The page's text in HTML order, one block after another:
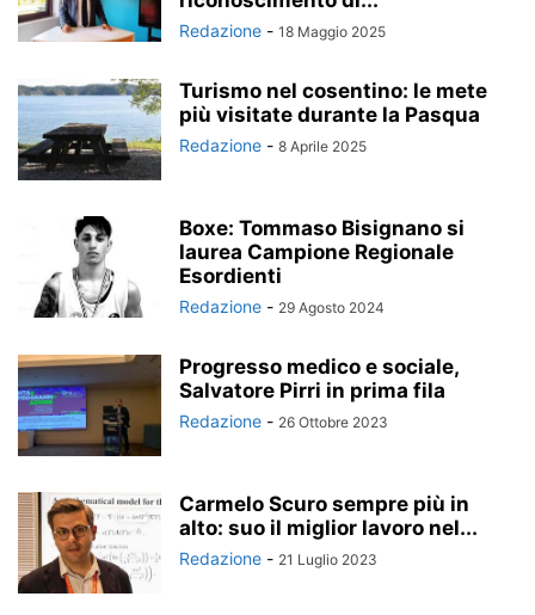
Redazione - 18 Maggio 2025
Turismo nel cosentino: le mete
più visitate durante la Pasqua
Redazione - 8 Aprile 2025
Boxe: Tommaso Bisignano si
laurea Campione Regionale
Esordienti
Redazione - 29 Agosto 2024
Progresso medico e sociale,
Salvatore Pirri in prima fila
Redazione - 26 Ottobre 2023
Carmelo Scuro sempre più in
alto: suo il miglior lavoro nel...
Redazione - 21 Luglio 2023